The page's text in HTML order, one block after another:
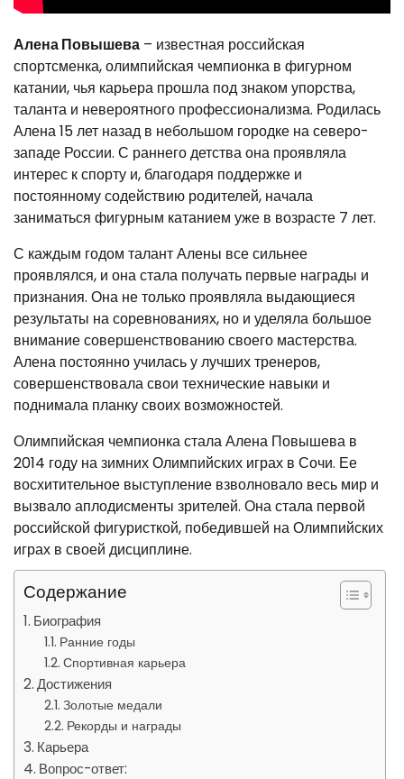
Алена Повышева – известная российская
спортсменка, олимпийская чемпионка в фигурном
катании, чья карьера прошла под знаком упорства,
таланта и невероятного профессионализма. Родилась
Алена 15 лет назад в небольшом городке на северо-
западе России. С раннего детства она проявляла
интерес к спорту и, благодаря поддержке и
постоянному содействию родителей, начала
заниматься фигурным катанием уже в возрасте 7 лет.
С каждым годом талант Алены все сильнее
проявлялся, и она стала получать первые награды и
признания. Она не только проявляла выдающиеся
результаты на соревнованиях, но и уделяла большое
внимание совершенствованию своего мастерства.
Алена постоянно училась у лучших тренеров,
совершенствовала свои технические навыки и
поднимала планку своих возможностей.
Олимпийская чемпионка стала Алена Повышева в
2014 году на зимних Олимпийских играх в Сочи. Ее
восхитительное выступление взволновало весь мир и
вызвало аплодисменты зрителей. Она стала первой
российской фигуристкой, победившей на Олимпийских
играх в своей дисциплине.
Содержание
Биография
Ранние годы
Спортивная карьера
Достижения
Золотые медали
Рекорды и награды
Карьера
Вопрос-ответ: